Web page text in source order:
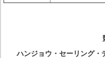
ハンジョウ・セーリング